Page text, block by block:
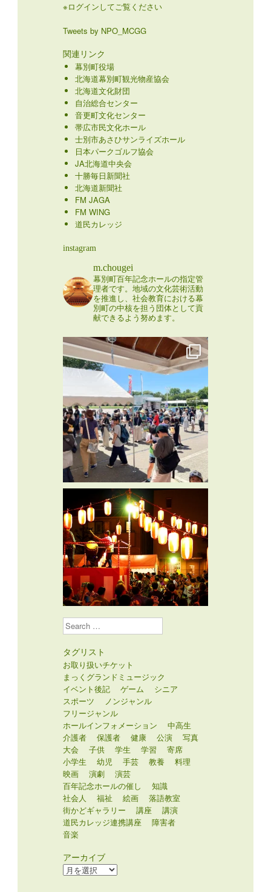
※ログインしてご覧ください
Tweets by NPO_MCGG
関連リンク
幕別町役場
北海道幕別町観光物産協会
北海道文化財団
自治総合センター
音更町文化センター
帯広市民文化ホール
士別市あさひサンライズホール
日本パークゴルフ協会
JA北海道中央会
十勝毎日新聞社
北海道新聞社
FM JAGA
FM WING
道民カレッジ
instagram
m.chougei
幕別町百年記念ホールの指定管
理者です。地域の文化芸術活動
を推進し、社会教育における幕
別町の中核を担う団体として貢
献できるよう努めます。
Search
タグリスト
お取り扱いチケット
まっくグランドミュージック
イベント後記
ゲーム
シニア
スポーツ
ノンジャンル
フリージャンル
ホールインフォメーション
中高生
介護者
保護者 健康 公演
写真
大会
子供 学生 学習
寄席
小学生
幼児 手芸 教養
料理
映画
演劇
演芸
百年記念ホールの催し
知識
社会人
福祉 絵画
落語教室
街かどギャラリー
講座
講演
道民カレッジ連携講座
障害者
音楽
アーカイブ
ア